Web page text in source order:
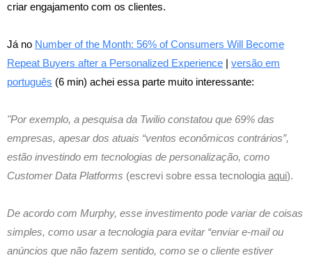
criar engajamento com os clientes.
Já no Number of the Month: 56% of Consumers Will Become
Repeat Buyers after a Personalized Experience | versão em
português (6 min) achei essa parte muito interessante:
"Por exemplo, a pesquisa da Twilio constatou que 69% das
empresas, apesar dos atuais “ventos econômicos contrários”,
estão investindo em tecnologias de personalização, como
Customer Data Platforms (escrevi sobre essa tecnologia aqui).
De acordo com Murphy, esse investimento pode variar de coisas
simples, como usar a tecnologia para evitar “enviar e-mail ou
anúncios que não fazem sentido, como se o cliente estiver